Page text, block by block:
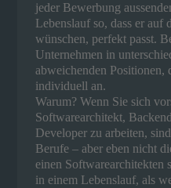
jeder Bewerbung
Lebenslauf so, dass er auf
wünschen, perfekt passt.
Unternehmen in
abweichenden Positionen,
individuell an.
Warum? Wenn Sie sich
Softwarearchitekt,
Developer zu arbeiten,
Berufe – aber eben nicht
einen Softwarearchitekten
in einem Lebenslauf, als